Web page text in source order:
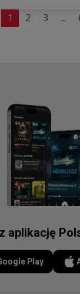
1 2 3 ...
aplikację
Play